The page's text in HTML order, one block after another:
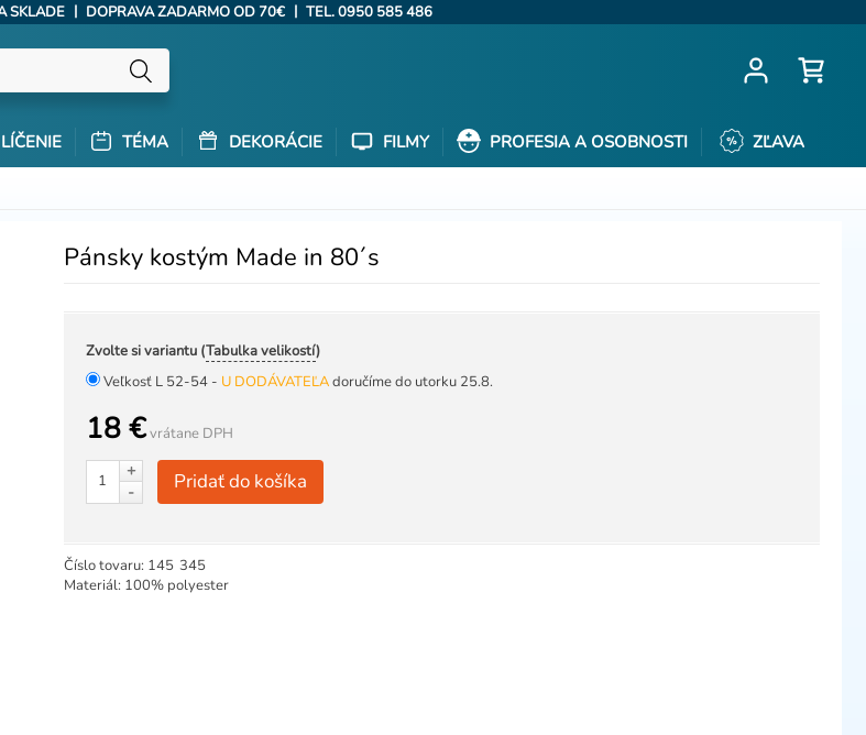
SKLADE | DOPRAVA ZADARMO OD 70€ | TEL. 0950 585 486
LÍČENIE TÉMA DEKORÁCIE FILMY PROFESIA A OSOBNOSTI ZĽAVA
Pánsky kostým Made in 80´s
Zvolte si variantu (Tabulka velikostí)
Veľkosť L 52-54 - U DODÁVATEĽAdoručíme do utorku 25.8.
18 €vrátane DPH
+
-
Pridať do košíka
Číslo tovaru: 145 345
Materiál: 100% polyester